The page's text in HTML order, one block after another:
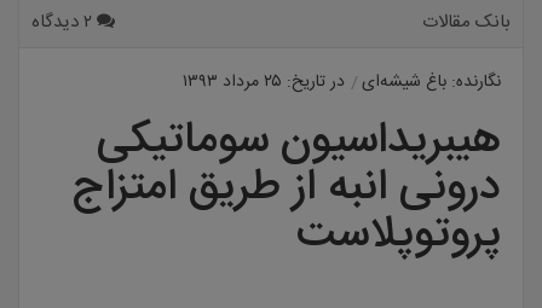
بانک مقالات
نگارنده: باغ شیشه‌ای در تاریخ: ۲۵ مرداد ۱۳۹۳
هیبریداسیون سوماتیکی
درونی انبه از طریق امتزاج
پروتوپلاست